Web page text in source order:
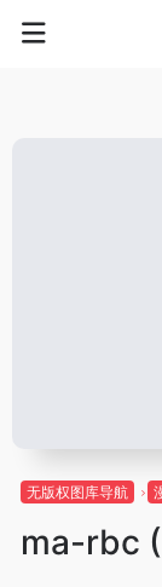
无版权图库导航
ma-rbc